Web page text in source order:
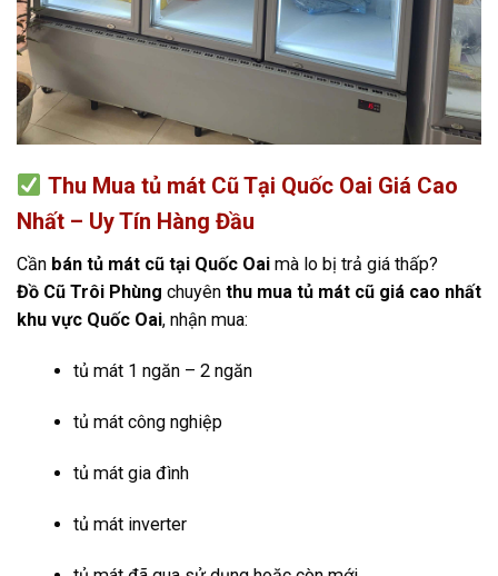
Thu Mua tủ mát Cũ Tại Quốc Oai Giá Cao
Nhất – Uy Tín Hàng Đầu
Cần bán tủ mát cũ tại Quốc Oai mà lo bị trả giá thấp?
Đồ Cũ Trôi Phùng chuyên thu mua tủ mát cũ giá cao nhất
khu vực Quốc Oai, nhận mua:
tủ mát 1 ngăn – 2 ngăn
tủ mát công nghiệp
tủ mát gia đình
tủ mát inverter